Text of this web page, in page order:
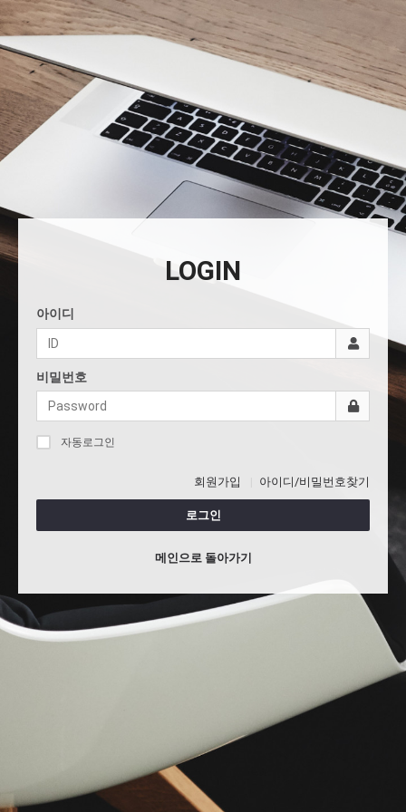
LOGIN
아이디
비밀번호
자동로그인
회원가입 아이디/비밀번호찾기
로그인
메인으로 돌아가기